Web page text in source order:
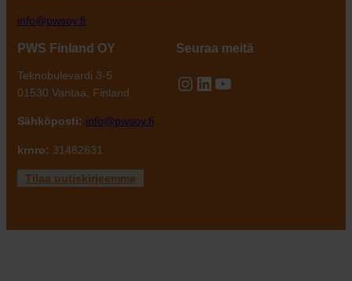
info@pwsoy.fi
PWS Finland OY
Teknobulevardi 3-5
01530 Vantaa, Finland
Sähköposti: info@pwsoy.fi
krnro: 31482631
Seuraa meitä
Instagram
LinkedIn
YouTube
Tilaa uutiskirjeemme